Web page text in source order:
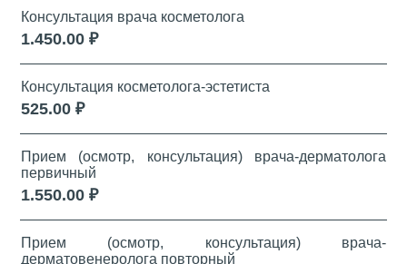
Консультация врача косметолога
1.450.00 ₽
Консультация косметолога-эстетиста
525.00 ₽
Прием (осмотр, консультация) врача-дерматолога
первичный
1.550.00 ₽
Прием (осмотр, консультация) врача-
дерматовенеролога повторный